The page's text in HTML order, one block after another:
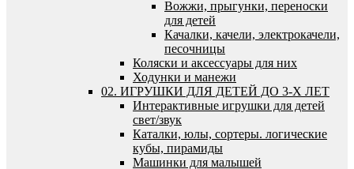
Вожжи, прыгунки, переноски
для детей
Качалки, качели, электрокачели,
песочницы
Коляски и аксессуары для них
Ходунки и манежи
02. ИГРУШКИ ДЛЯ ДЕТЕЙ ДО 3-Х ЛЕТ
Интерактивные игрушки для детей
свет/звук
Каталки, юлы, сортеры. логические
кубы, пирамиды
Машинки для малышей